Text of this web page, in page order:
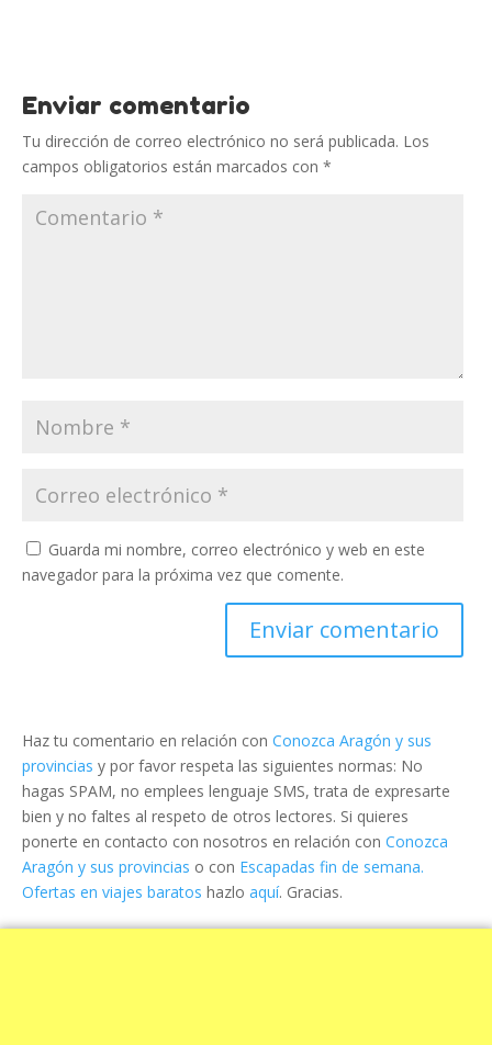
Enviar comentario
Tu dirección de correo electrónico no será publicada. Los
campos obligatorios están marcados con *
Guarda mi nombre, correo electrónico y web en este
navegador para la próxima vez que comente.
Haz tu comentario en relación con Conozca Aragón y sus
provincias y por favor respeta las siguientes normas: No
hagas SPAM, no emplees lenguaje SMS, trata de expresarte
bien y no faltes al respeto de otros lectores. Si quieres
ponerte en contacto con nosotros en relación con Conozca
Aragón y sus provincias o con Escapadas fin de semana.
Ofertas en viajes baratos hazlo aquí. Gracias.